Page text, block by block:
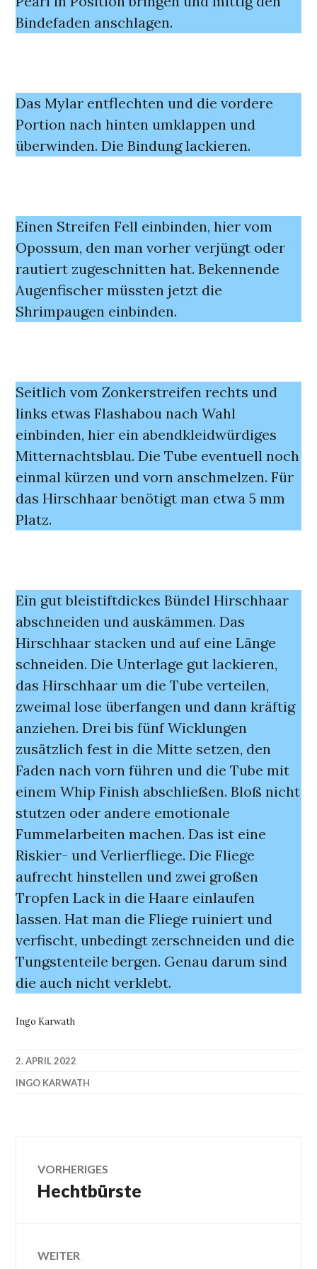
Bindefaden anschlagen.
Das Mylar entflechten und die vordere
Portion nach hinten umklappen und
überwinden. Die Bindung lackieren.
Einen Streifen Fell einbinden, hier vom
Opossum, den man vorher verjüngt oder
rautiert zugeschnitten hat. Bekennende
Augenfischer müssten jetzt die
Shrimpaugen einbinden.
Seitlich vom Zonkerstreifen rechts und
links etwas Flashabou nach Wahl
einbinden, hier ein abendkleidwürdiges
Mitternachtsblau. Die Tube eventuell noch
einmal kürzen und vorn anschmelzen. Für
das Hirschhaar benötigt man etwa 5 mm
Platz.
Ein gut bleistiftdickes Bündel Hirschhaar
abschneiden und auskämmen. Das
Hirschhaar stacken und auf eine Länge
schneiden. Die Unterlage gut lackieren,
das Hirschhaar um die Tube verteilen,
zweimal lose überfangen und dann kräftig
anziehen. Drei bis fünf Wicklungen
zusätzlich fest in die Mitte setzen, den
Faden nach vorn führen und die Tube mit
einem Whip Finish abschließen. Bloß nicht
stutzen oder andere emotionale
Fummelarbeiten machen. Das ist eine
Riskier- und Verlierfliege. Die Fliege
aufrecht hinstellen und zwei großen
Tropfen Lack in die Haare einlaufen
lassen. Hat man die Fliege ruiniert und
verfischt, unbedingt zerschneiden und die
Tungstenteile bergen. Genau darum sind
die auch nicht verklebt.
Ingo Karwath
2. APRIL 2022
INGO KARWATH
Beitragsnavigation
VORHERIGES
Vorheriger
Hechtbürste
WEITER